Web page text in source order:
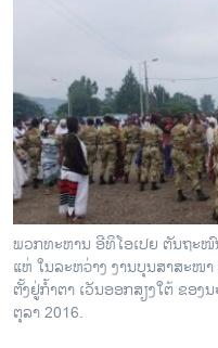
ຊີວິດຊາວລາວ
ຊຸມຊົນຊາວລາວ
ວິທະຍາສາດ-ເທັກໂນໂລຈີ
ທຸລະກິດ
ພາສາອັງກິດ
ວີດີໂອ
ສຽງ
ພວກທະຫານ ອີທິໂອເປຍ ຕັນຖະ
ແຫ່ ໃນລະຫວ່າງ ງານບຸນສາສະໜາ
ຕັ້ງຢູ່ກ້ຳຕາ ເວັນອອກສຽງໃຕ້ ຂອ
ຕຸລາ 2016.